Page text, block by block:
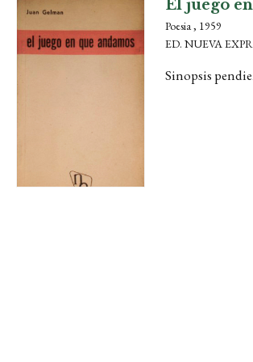
El juego
Poesia , 1959
ED. NUEVA
Sinopsis